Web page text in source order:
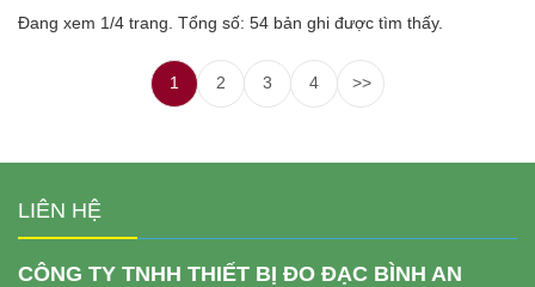
Đang xem 1/4 trang. Tổng số: 54 bản ghi được tìm thấy.
1 2 3 4 >>
LIÊN HỆ
CÔNG TY TNHH THIẾT BỊ ĐO ĐẠC BÌNH AN